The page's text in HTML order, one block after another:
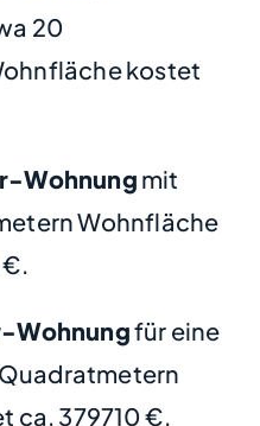
20
kostet
Wohnung mit
Wohnfläche
€.
Wohnungfür eine
ca. 379710 €.